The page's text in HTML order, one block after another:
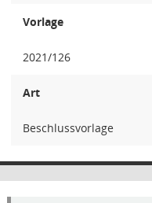
Vorlage
2021/126
Art
Beschlussvorlage